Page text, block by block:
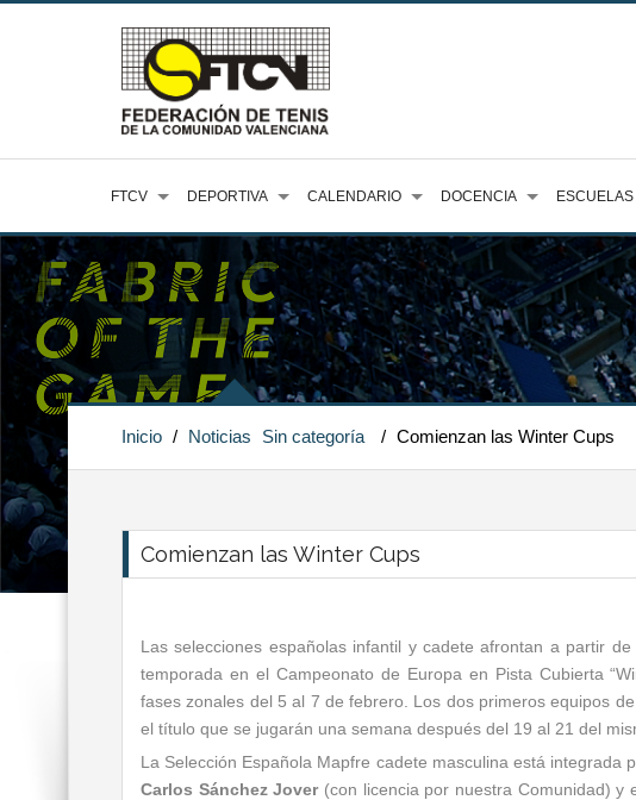
FTCV DEPORTIVA CALENDARIO DOCENCIA ESCUELAS
Inicio / Noticias Sin categoría / Comienzan las Winter Cups
Comienzan las Winter Cups
Las selecciones españolas infantil y cadete afrontan a partir
temporada en el Campeonato de Europa en Pista Cubierta
fases zonales del 5 al 7 de febrero. Los dos primeros equipos
el título que se jugarán una semana después del 19 al 21 del
La Selección Española Mapfre cadete masculina está integrada
Carlos Sánchez Jover(con licencia por nuestra Comunidad) y